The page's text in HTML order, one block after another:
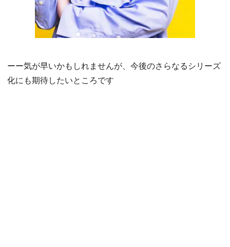
ーー気が早いかもしれませんが、今後のさらなるシリーズ
化にも期待したいところです